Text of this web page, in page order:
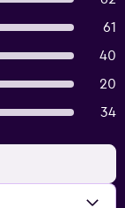
61
40
20
34